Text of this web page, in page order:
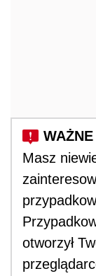
Masz
otworzył